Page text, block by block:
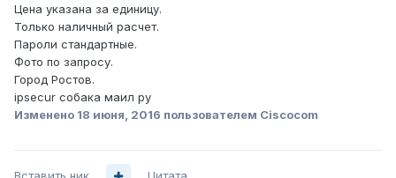
Цена указана за единицу.
Только наличный расчет.
Пароли стандартные.
Фото по запросу.
Город Ростов.
ipsecur собака маил ру
Изменено 18 июня, 2016 пользователем Ciscocom